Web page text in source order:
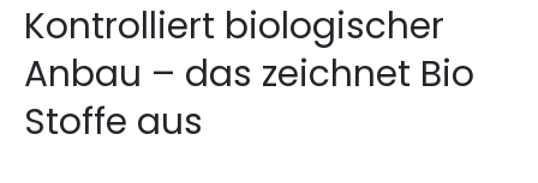
Kontrolliert biologischer
Anbau – das zeichnet Bio
Stoffe aus